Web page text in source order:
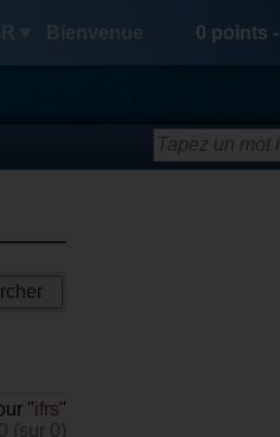
▾ Bienvenue 0 points -
"ifrs"
(sur 0)